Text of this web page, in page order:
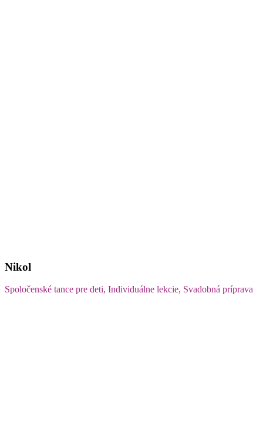
Nikol
Spoločenské tance pre deti, Individuálne lekcie, Svadobná príprava